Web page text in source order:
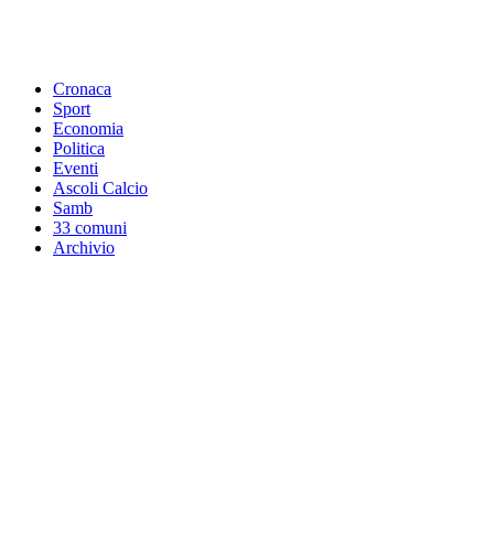
Cronaca
Sport
Economia
Politica
Eventi
Ascoli Calcio
Samb
33 comuni
Archivio